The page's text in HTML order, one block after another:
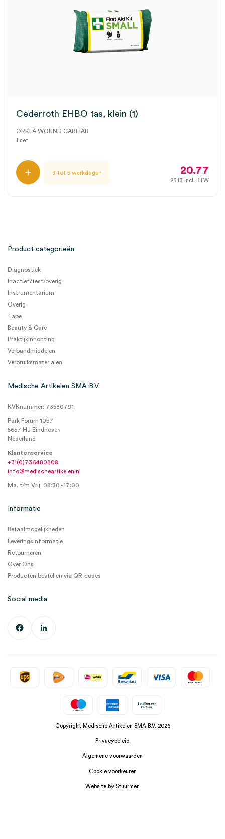
Cederroth EHBO tas, klein (1)
ORKLA WOUND CARE AB
1 set
3 tot 5 werkdagen 20.77
25.13 incl. BTW
Product categorieën
Diagnostiek
Inactief/test/overig
Instrumentarium
Overig
Tape
Beauty & Care
Praktijkinrichting
Verbandmiddelen
Verbruiksmaterialen
Medische Artikelen SMA B.V.
KVKnummer: 73580791
Park Forum 1057
5657 HJ Eindhoven
Nederland
Klantenservice
+31(0)736480808
info@medischeartikelen.nl
Ma. t/m Vrij. 08:30 - 17:00
Informatie
Betaalmogelijkheden
Leveringsinformatie
Retourneren
Over Ons
Producten bestellen via QR-codes
Social media
Copyright Medische Artikelen SMA B.V. 2026
Privacybeleid
Algemene voorwaarden
Cookie voorkeuren
Website by Stuurmen